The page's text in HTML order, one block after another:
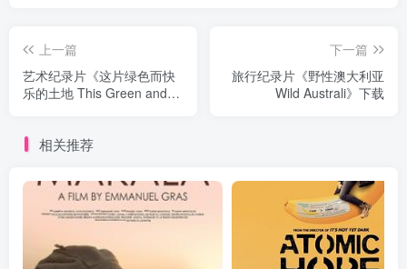
上一篇
艺术纪录片《这片绿色而快
乐的土地 This Green and
下一篇
旅行纪录片《野性澳大利亚
Wild Australi》下载
相关推荐